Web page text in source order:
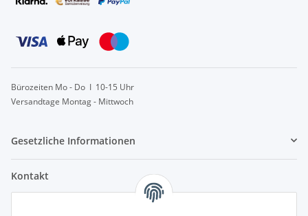
Bürozeiten Mo - Do I 10-15 Uhr
Versandtage Montag - Mittwoch
Gesetzliche Informationen
Kontakt